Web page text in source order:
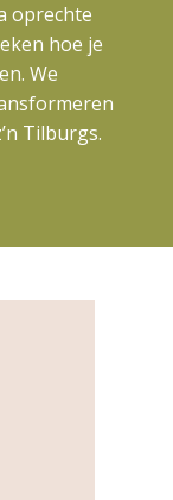
oprechte
hoe je
We
Tilburgs.